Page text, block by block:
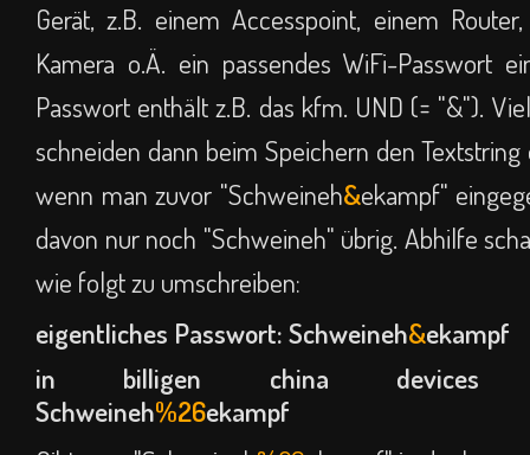
Gerät, z.B. einem Accesspoint, einem
Kamera o.Ä. ein passendes WiFi-Passwort
Passwort enthält z.B. das kfm. UND (= "&").
schneiden dann beim Speichern den
wenn man zuvor "Schweineh&ekampf"
davon nur noch "Schweineh" übrig. Abhilfe
wie folgt zu umschreiben:
eigentliches Passwort: Schweineh&ekampf
in billigen china devices
Schweineh%26ekampf